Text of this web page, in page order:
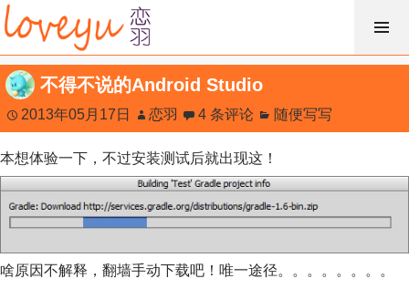
跳
过
内
容
不得不说的Android Studio
2013年05月17日 恋羽 4 条评论 随便写写
本想体验一下，不过安装测试后就出现这！
啥原因不解释，翻墙手动下载吧！唯一途径。。。。。。。。